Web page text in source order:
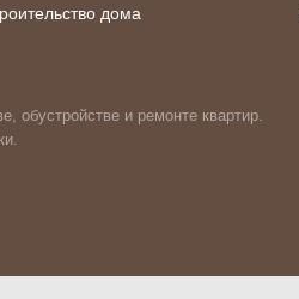
дома
обустройстве и ремонте квартир.